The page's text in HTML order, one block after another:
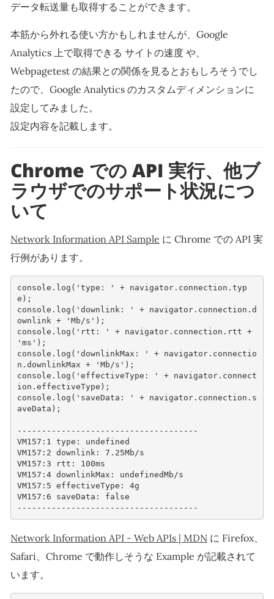
データ転送量も取得することができます。
本筋から外れる使い方かもしれませんが、Google
Analytics 上で取得できる サイトの速度 や、
Webpagetest の結果との関係を見るとおもしろそうでし
たので、Google Analytics のカスタムディメンションに
設定してみました。
設定内容を記載します。
Chrome での API 実行、他ブ
ラウザでのサポート状況につ
いて
Network Information API Sample に Chrome での API 実
行例があります。
console . log ( 'type: ' + navigator. connection . typ
e );
console . log ( 'downlink: ' + navigator. connection . d
ownlink + 'Mb/s' );
console . log ( 'rtt: ' + navigator. connection . rtt +
'ms' );
console . log ( 'downlinkMax: ' + navigator. connectio
n . downlinkMax + 'Mb/s' );
console . log ( 'effectiveType: ' + navigator. connect
ion . effectiveType );
console . log ( 'saveData: ' + navigator. connection . s
aveData );
-------------------------------------
VM157 : 1 type :
undefined
VM157 : 2 downlink : 7.25Mb /s
VM157 : 3 rtt : 100ms
VM157 : 4 downlinkMax : undefinedMb /s
VM157 : 5 effectiveType : 4g
VM157 : 6 saveData :
false
-------------------------------------
Network Information API - Web APIs | MDN に Firefox、
Safari、Chrome で動作しそうな Example が記載されて
います。